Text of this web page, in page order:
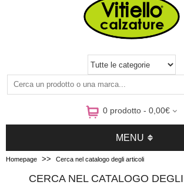
0 prodotto - 0,00€
MENU
Homepage >> Cerca nel catalogo degli articoli
CERCA NEL CATALOGO